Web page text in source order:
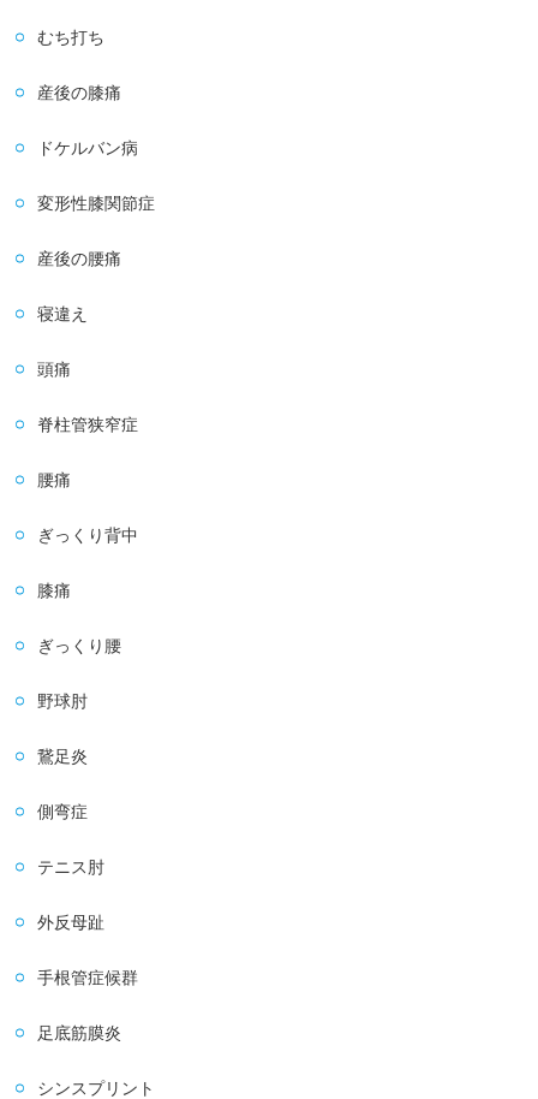
むち打ち
産後の膝痛
ドケルバン病
変形性膝関節症
産後の腰痛
寝違え
頭痛
脊柱管狭窄症
腰痛
ぎっくり背中
膝痛
ぎっくり腰
野球肘
鵞足炎
側弯症
テニス肘
外反母趾
手根管症候群
足底筋膜炎
シンスプリント